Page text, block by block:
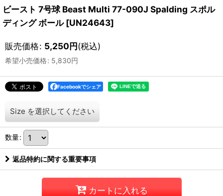
ビースト 7号球 Beast Multi 77-090J Spalding スポル
ディング ボール [UN24643]
販売価格: 5,250円(税込)
希望小売価格: 5,830円
Facebookでシェア
Size を選択してください
数量:
返品特約に関する重要事項
カートに入れる